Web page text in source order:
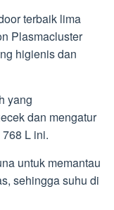
terbaik lima
Plasmacluster
higienis dan
yang
dan mengatur
L ini.
untuk memantau
sehingga suhu di